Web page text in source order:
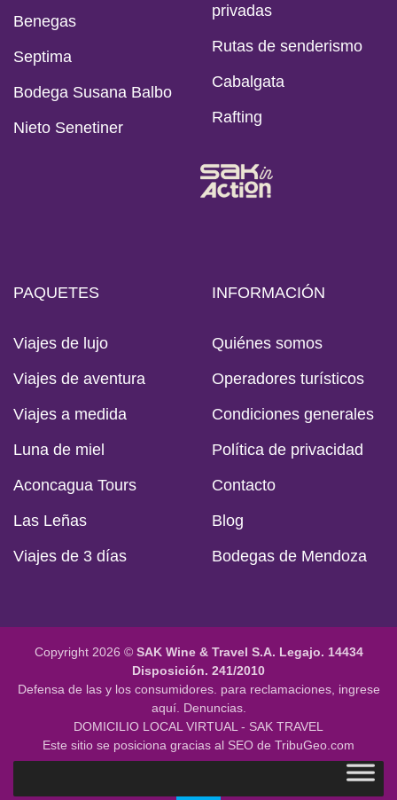
Benegas
Septima
Bodega Susana Balbo
Nieto Senetiner
privadas
Rutas de senderismo
Cabalgata
Rafting
PAQUETES
Viajes de lujo
Viajes de aventura
Viajes a medida
Luna de miel
Aconcagua Tours
Las Leñas
Viajes de 3 días
INFORMACIÓN
Quiénes somos
Operadores turísticos
Condiciones generales
Política de privacidad
Contacto
Blog
Bodegas de Mendoza
Copyright 2026 © SAK Wine & Travel S.A. Legajo. 14434
Disposición. 241/2010
Defensa de las y los consumidores. para reclamaciones, ingrese
aquí.
Denuncias.
DOMICILIO LOCAL VIRTUAL - SAK TRAVEL
Este sitio se posiciona gracias al SEO de TribuGeo.com